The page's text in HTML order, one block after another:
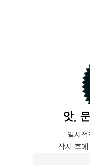
앗,
일시적
잠시 후